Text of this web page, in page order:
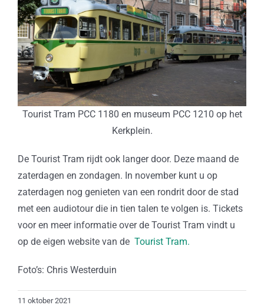
Tourist Tram PCC 1180 en museum PCC 1210 op het
Kerkplein.
De Tourist Tram rijdt ook langer door. Deze maand de
zaterdagen en zondagen. In november kunt u op
zaterdagen nog genieten van een rondrit door de stad
met een audiotour die in tien talen te volgen is. Tickets
voor en meer informatie over de Tourist Tram vindt u
op de eigen website van de Tourist Tram.
Foto’s: Chris Westerduin
11 oktober 2021